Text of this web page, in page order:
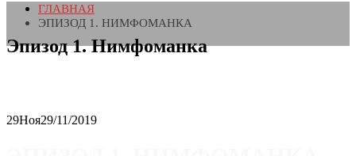
ГЛАВНАЯ
ЭПИЗОД 1. НИМФОМАНКА
Эпизод 1. Нимфоманка
29Ноя29/11/2019